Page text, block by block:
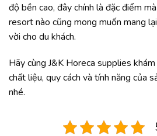
độ bền cao, đây chính là đặc điểm
resort nào cũng mong muốn mang
vời cho du khách.
Hãy cùng J&K Horeca supplies
chất liệu, quy cách và tính năng của
nhé.